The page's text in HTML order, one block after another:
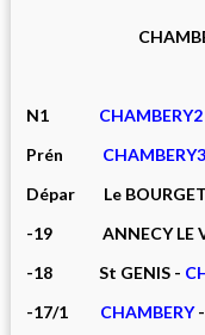
N1 CHAMBERY2
Prén
CHAMBERY3
Dépar Le
-19 ANNECY LE
-18 St GENIS -
-17/1 CHAMBERY-